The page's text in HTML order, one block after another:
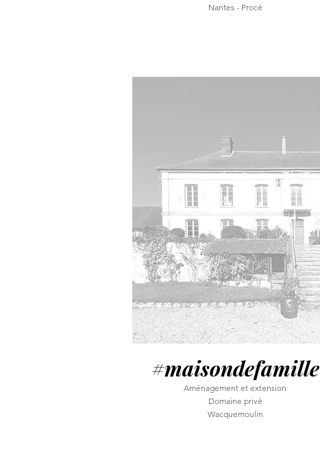
Nantes - Procé
#maisondefamille
Aménagement et extension
Domaine privé
Wacquemoulin